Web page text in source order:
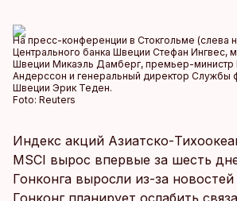
На пресс-конференции в Стокгольме (слева
Центрального банка Швеции Стефан Ингвес,
Швеции Микаэль Дамберг, премьер-министр
Андерссон и генеральный директор Службы
Швеции Эрик Теден.
Foto: Reuters
Индекс акций Азиатско-
MSCI вырос впервые за шесть
Гонконга выросли из-за
Гонконг планирует ослабить